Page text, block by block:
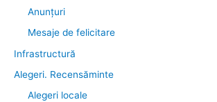
Anunţuri
Mesaje de felicitare
Infrastructură
Alegeri. Recensăminte
Alegeri locale